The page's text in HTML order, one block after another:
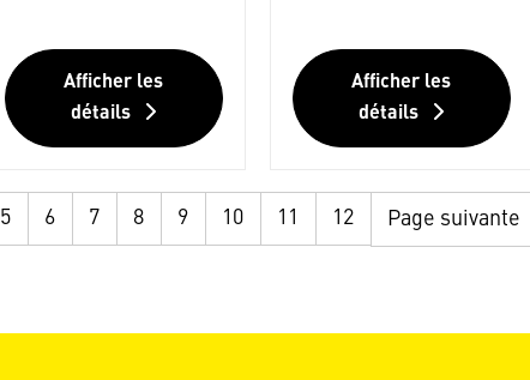
Afficher les
détails
Afficher les
détails
5 6 7 8 9 10 11 12 Page suivante